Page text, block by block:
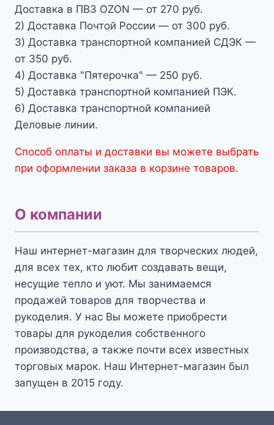
Доставка в ПВЗ OZON — от 270 руб.
2) Доставка Почтой России — от 300 руб.
3) Доставка транспортной компанией СДЭК —
от 350 руб.
4) Доставка "Пятерочка" — 250 руб.
5) Доставка транспортной компанией ПЭК.
6) Доставка транспортной компанией
Деловые линии.
Способ оплаты и доставки вы можете выбрать
при оформлении заказа в корзине товаров.
О компании
Наш интернет-магазин для творческих людей,
для всех тех, кто любит создавать вещи,
несущие тепло и уют. Мы занимаемся
продажей товаров для творчества и
рукоделия. У нас Вы можете приобрести
товары для рукоделия собственного
производства, а также почти всех известных
торговых марок. Наш Интернет-магазин был
запущен в 2015 году.